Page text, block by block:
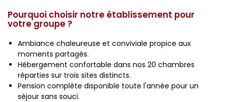
Pourquoi choisir notre établissement pour
votre groupe ?
Ambiance chaleureuse et conviviale propice aux
moments partagés.
Hébergement confortable dans nos 20 chambres
réparties sur trois sites distincts.
Pension complète disponible toute l'année pour un
séjour sans souci.